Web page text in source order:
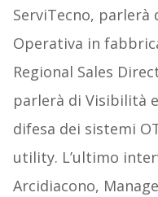
ServiTecno,
Operativa in
Regional Sales
parlerà di Visibilità
difesa dei sistemi
utility. L’ultimo
Arcidiacono,